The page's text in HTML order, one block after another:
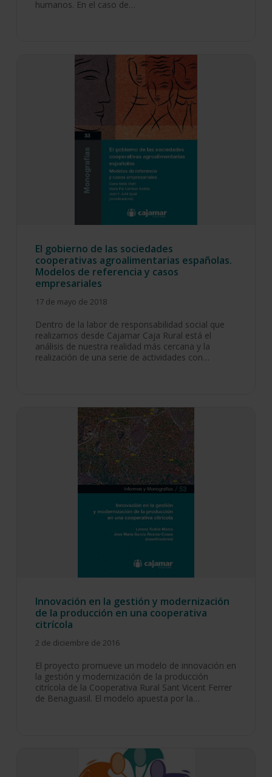
humanos. En el caso de…
El gobierno de las sociedades
cooperativas agroalimentarias españolas.
Modelos de referencia y casos
empresariales
17 de mayo de 2018
Dentro de la labor de responsabilidad social que
realizamos desde Cajamar Caja Rural está el
análisis de nuestra realidad más cercana y la
realización de una serie de actividades con…
Innovación en la gestión y modernización
de la producción en una cooperativa
citrícola
2 de diciembre de 2016
El proyecto promueve un modelo de innovación en
la gestión y modernización de la producción
citrícola de la Cooperativa Rural Sant Vicent Ferrer
de Benaguasil. El modelo apuesta por la…